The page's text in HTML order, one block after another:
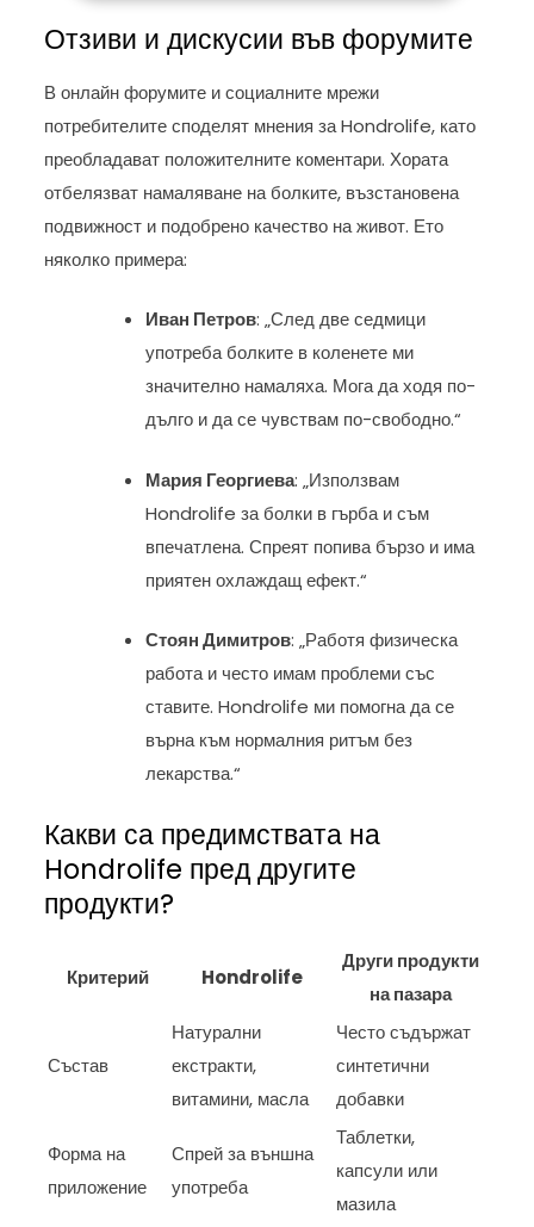
Отзиви и дискусии във форумите
В онлайн форумите и социалните мрежи
потребителите споделят мнения за Hondrolife, като
преобладават положителните коментари. Хората
отбелязват намаляване на болките, възстановена
подвижност и подобрено качество на живот. Ето
няколко примера:
Иван Петров: „След две седмици
употреба болките в коленете ми
значително намаляха. Мога да ходя по-
дълго и да се чувствам по-свободно.“
Мария Георгиева: „Използвам
Hondrolife за болки в гърба и съм
впечатлена. Спреят попива бързо и има
приятен охлаждащ ефект.“
Стоян Димитров: „Работя физическа
работа и често имам проблеми със
ставите. Hondrolife ми помогна да се
върна към нормалния ритъм без
лекарства.“
Какви са предимствата на
Hondrolife пред другите
продукти?
Критерий Hondrolife
Други продукти
на пазара
Състав
Натурални
екстракти,
витамини, масла
Често съдържат
синтетични
добавки
Форма на
приложение
Спрей за външна
употреба
Таблетки,
капсули или
мазила